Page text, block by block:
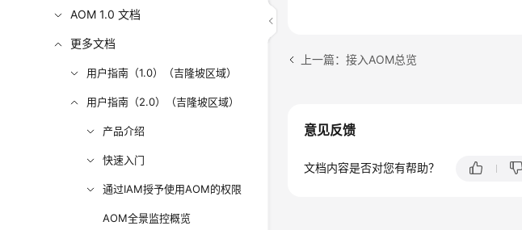
AOM 1.0 文档
更多文档
用户指南（1.0）（吉隆坡区域）
用户指南（2.0）（吉隆坡区域）
产品介绍
快速入门
通过IAM授予使用AOM的权限
AOM全景监控概览
上一篇：接入AOM总览
意见反馈
文档内容是否对您有帮助？